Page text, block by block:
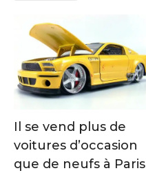
Il se vend plus de
voitures d’occasion
que de neufs à Paris